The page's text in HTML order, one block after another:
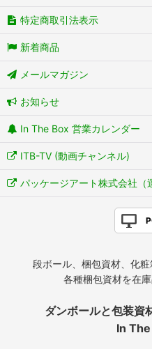
特定商取引法表示
新着商品
メールマガジン
お知らせ
In The Box 営業カレンダー
ITB-TV (動画チャンネル)
パッケージアート株式会社（
段ボール、梱包資材、化
各種梱包資材を在
ダンボールと包装資
In